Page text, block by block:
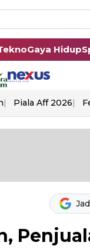
Gaya Hidup
Piala Aff 2026